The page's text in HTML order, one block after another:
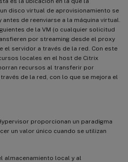
disco virtual de aprovisionamiento se
de reenviarse a la máquina virtual.
de la VM (o cualquier solicitud
por streaming desde el proxy
el servidor a través de la red. Con este
locales en el host de Citrix
recursos al transferir por
de la red, con lo que se mejora el
proporcionan un paradigma
un valor único cuando se utilizan
almacenamiento local y al